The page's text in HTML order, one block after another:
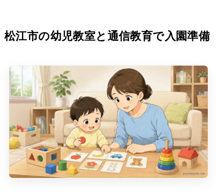
松江市の幼児教室と通信教育で入園準備